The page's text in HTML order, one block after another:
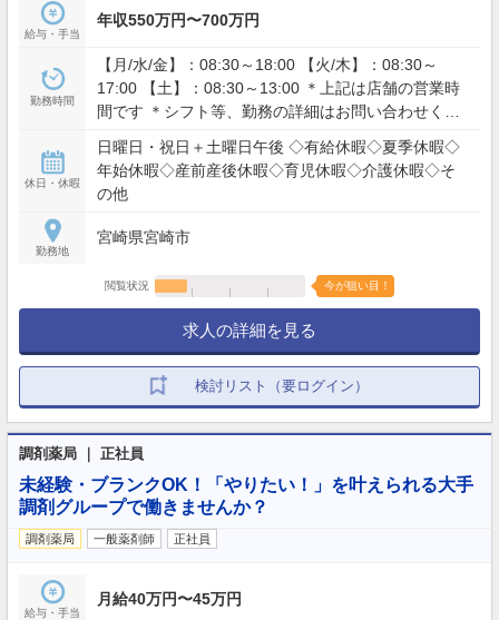
給与・手当
年収550万円〜700万円
勤務時間
【月/水/金】：08:30～18:00 【火/木】：08:30～
17:00 【土】：08:30～13:00 ＊上記は店舗の営業時
間です ＊シフト等、勤務の詳細はお問い合わせくだ
休日・休暇
日曜日・祝日＋土曜日午後 ◇有給休暇◇夏季休暇◇
年始休暇◇産前産後休暇◇育児休暇◇介護休暇◇そ
の他
勤務地
宮崎県宮崎市
閲覧状況 今が狙い目！
求人の詳細を見る
検討リスト（要ログイン）
調剤薬局 ｜ 正社員
未経験・ブランクOK！「やりたい！」を叶えられる大手
調剤グループで働きませんか？
調剤薬局 一般薬剤師 正社員
給与・手当
月給40万円〜45万円